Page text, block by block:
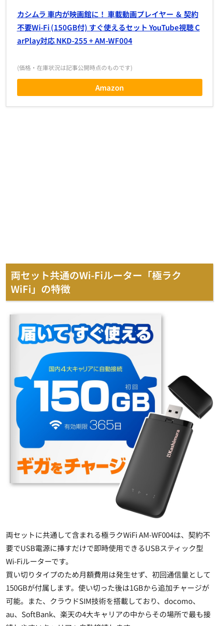
カシムラ 車内が映画館に！ 車載動画プレイヤー ＆ 契約
不要Wi-Fi (150GB付) すぐ使えるセット YouTube視聴 C
arPlay対応 NKD-255 + AM-WF004
(価格・在庫状況は記事公開時点のものです)
Amazon
両セット共通のWi-Fiルーター「極ラク
WiFi」の特徴
両セットに共通して含まれる極ラクWiFi AM-WF004は、契約不
要でUSB電源に挿すだけで即時使用できるUSBスティック型
Wi-Fiルーターです。
買い切りタイプのため月額費用は発生せず、初回通信量として
150GBが付属します。使い切った後は1GBから追加チャージが
可能。また、クラウドSIM技術を搭載しており、docomo、
au、SoftBank、楽天の4大キャリアの中からその場所で最も接